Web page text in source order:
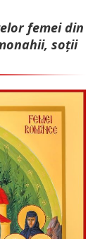
femei din
soții